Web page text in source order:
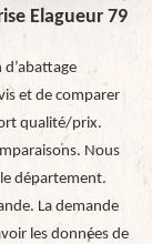
Elagueur 79
et de comparer
qualité/prix.
Nous
département.
La demande
les données de